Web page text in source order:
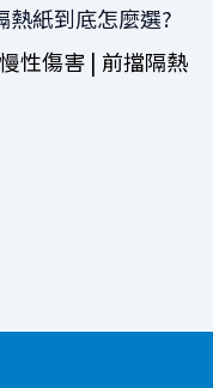
紙到底怎麼選?
性傷害 | 前擋隔熱